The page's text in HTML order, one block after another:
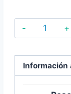
Chocolate
kinder
maxi
con
Información